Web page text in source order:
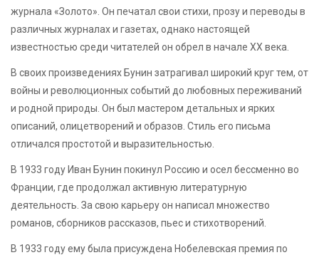
журнала «Золото». Он печатал свои стихи, прозу и переводы в
различных журналах и газетах, однако настоящей
известностью среди читателей он обрел в начале XX века.
В своих произведениях Бунин затрагивал широкий круг тем, от
войны и революционных событий до любовных переживаний
и родной природы. Он был мастером детальных и ярких
описаний, олицетворений и образов. Стиль его письма
отличался простотой и выразительностью.
В 1933 году Иван Бунин покинул Россию и осел бессменно во
Франции, где продолжал активную литературную
деятельность. За свою карьеру он написал множество
романов, сборников рассказов, пьес и стихотворений.
В 1933 году ему была присуждена Нобелевская премия по